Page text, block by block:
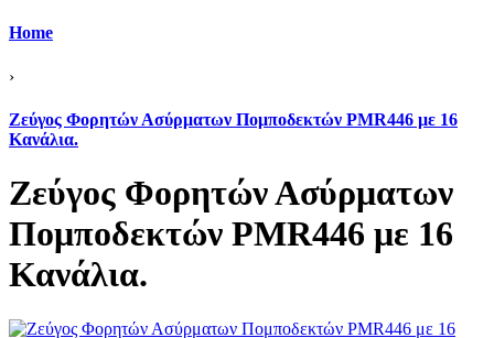
Home
›
Ζεύγος Φορητών Ασύρματων Πομποδεκτών PMR446 με 16
Κανάλια.
Ζεύγος Φορητών Ασύρματων
Πομποδεκτών PMR446 με 16
Κανάλια.